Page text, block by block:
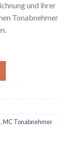
und ihrer
Tonabnehmer
Menge
,MC Tonabnehmer